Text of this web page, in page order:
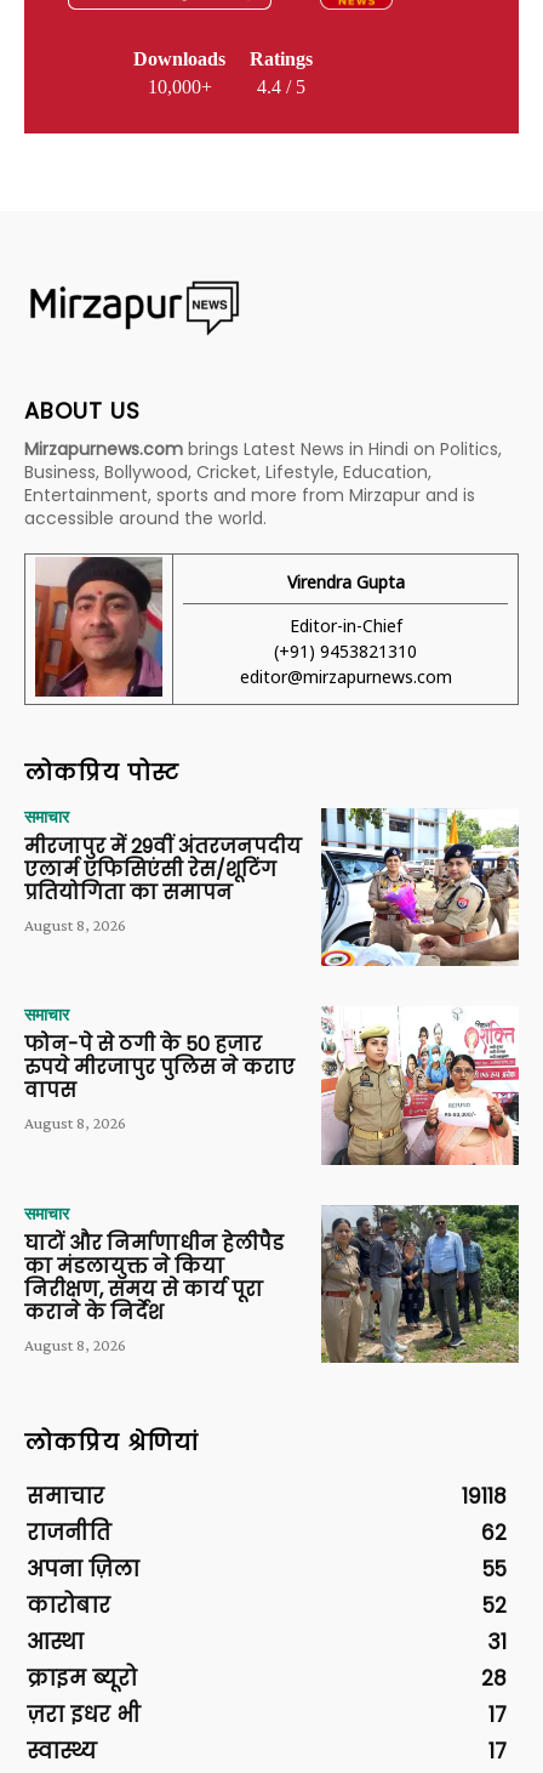
Downloads
10,000+
Ratings
4.4 / 5
ABOUT US
Mirzapurnews.com brings Latest News in Hindi on Politics,
Business, Bollywood, Cricket, Lifestyle, Education,
Entertainment, sports and more from Mirzapur and is
accessible around the world.
Virendra Gupta
Editor-in-Chief
(+91) 9453821310
editor@mirzapurnews.com
लोकप्रिय पोस्ट
समाचार
मीरजापुर में 29वीं अंतरजनपदीय
एलार्म एफिसिएंसी रेस/शूटिंग
प्रतियोगिता का समापन
August 8, 2026
समाचार
फोन-पे से ठगी के 50 हजार
रुपये मीरजापुर पुलिस ने कराए
वापस
August 8, 2026
समाचार
घाटों और निर्माणाधीन हेलीपैड
का मंडलायुक्त ने किया
निरीक्षण, समय से कार्य पूरा
कराने के निर्देश
August 8, 2026
लोकप्रिय श्रेणियां
समाचार
19118
राजनीति
62
अपना ज़िला
55
कारोबार
52
आस्था
31
क्राइम ब्यूरो
28
ज़रा इधर भी
17
स्वास्थ्य
17